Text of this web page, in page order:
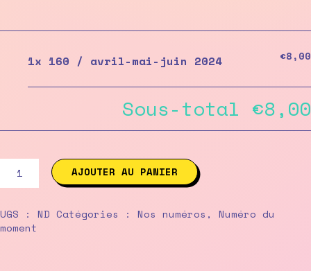
1x 160 / avril-mai-juin 2024 €8,00
Sous-total €8,00
160
avril-
mai-
AJOUTER AU PANIER
UGS : ND Catégories : Nos numéros , Numéro du
moment